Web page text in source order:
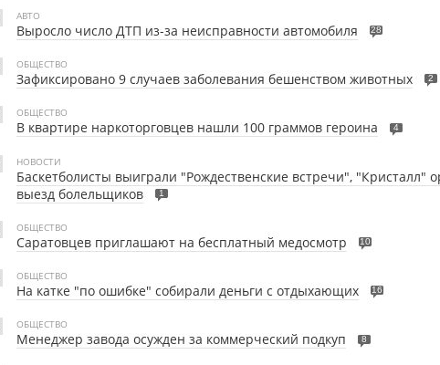
АВТО
Выросло число ДТП из-за неисправности автомобиля 28
ОБЩЕСТВО
Зафиксировано 9 случаев заболевания бешенством животных 2
ОБЩЕСТВО
В квартире наркоторговцев нашли 100 граммов героина 4
НОВОСТИ
Баскетболисты выиграли "Рождественские встречи", "Кристалл"
выезд болельщиков
1
ОБЩЕСТВО
Саратовцев приглашают на бесплатный медосмотр 10
ОБЩЕСТВО
На катке "по ошибке" собирали деньги с отдыхающих 16
ОБЩЕСТВО
Менеджер завода осужден за коммерческий подкуп 8